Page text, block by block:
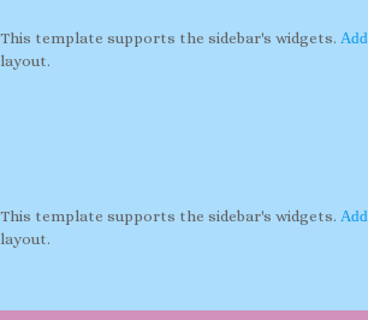
This template supports the sidebar's widgets.
layout.
This template supports the sidebar's widgets.
layout.